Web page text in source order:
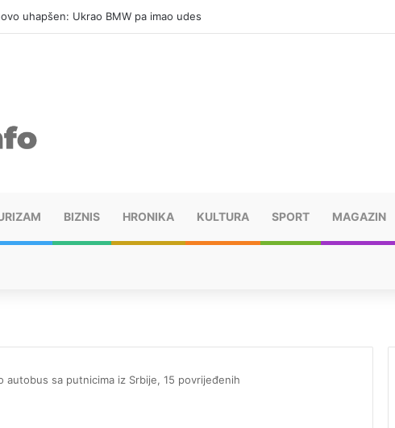
uhapšen: Ukrao BMW pa imao udes
BIZNIS HRONIKA KULTURA SPORT MAGAZIN
autobus sa putnicima iz Srbije, 15 povrijeđenih